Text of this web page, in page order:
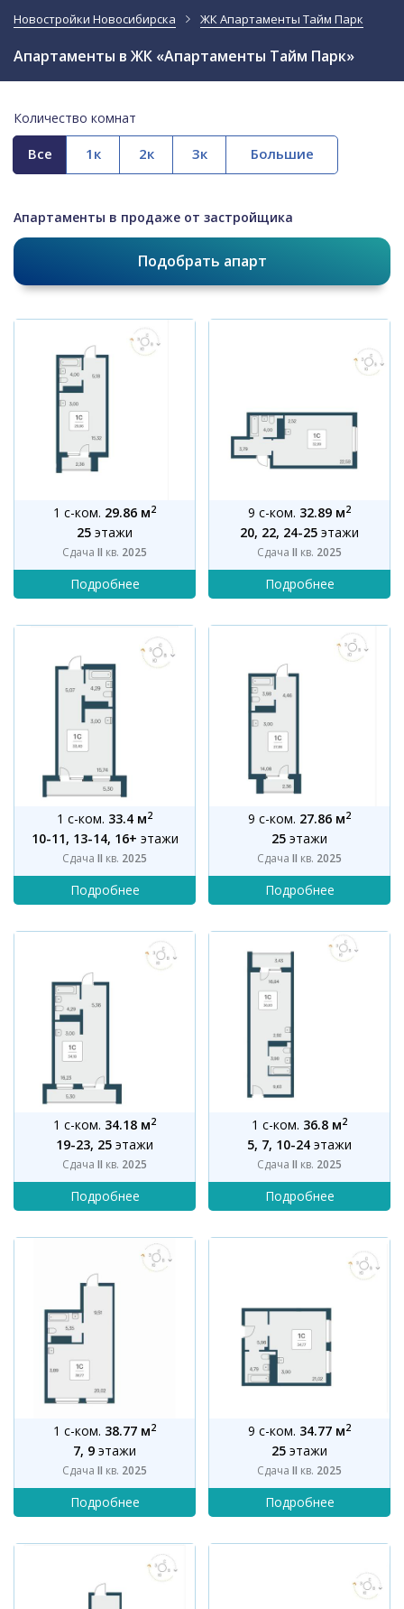
Новостройки Новосибирска ЖК Апартаменты Тайм Парк
Апартаменты в ЖК «Апартаменты Тайм Парк»
Количество комнат
Все
Апартаменты в продаже от застройщика
Подобрать апарт
1 с-ком. 29.86 м2
25 этажи
Сдача II кв. 2025
9 с-ком. 32.89 м2
20, 22, 24-25 этажи
Сдача II кв. 2025
1 с-ком. 33.4 м2
10-11, 13-14, 16+ этажи
Сдача II кв. 2025
9 с-ком. 27.86 м2
25 этажи
Сдача II кв. 2025
1 с-ком. 34.18 м2
19-23, 25 этажи
Сдача II кв. 2025
1 с-ком. 36.8 м2
5, 7, 10-24 этажи
Сдача II кв. 2025
1 с-ком. 38.77 м2
7, 9 этажи
Сдача II кв. 2025
9 с-ком. 34.77 м2
25 этажи
Сдача II кв. 2025